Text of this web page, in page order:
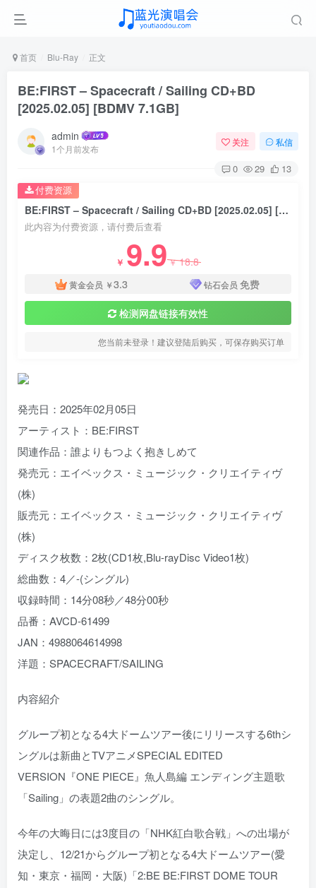
首页 Blu-Ray 正文
BE:FIRST – Spacecraft / Sailing CD+BD
[2025.02.05] [BDMV 7.1GB]
admin
1个月前发布
关注 私信
0 29 13
BE:FIRST – Spacecraft / Sailing CD+BD [2025.02.05] [BDMV 7.1GB]
此内容为付费资源，请付费后查看
￥ 9.9￥18.8
黄金会员 ￥3.3 钻石会员 免费
检测网盘链接有效性
您当前未登录！建议登陆后购买，可保存购买订单
付费资源
発売日：2025年02月05日
アーティスト：BE:FIRST
関連作品：誰よりもつよく抱きしめて
発売元：エイベックス・ミュージック・クリエイティヴ
(株)
販売元：エイベックス・ミュージック・クリエイティヴ
(株)
ディスク枚数：2枚(CD1枚,Blu-rayDisc Video1枚)
総曲数：4／-(シングル)
収録時間：14分08秒／48分00秒
品番：AVCD-61499
JAN：4988064614998
洋題：SPACECRAFT/SAILING
内容紹介
グループ初となる4大ドームツアー後にリリースする6thシ
ングルは新曲とTVアニメSPECIAL EDITED
VERSION『ONE PIECE』魚人島編 エンディング主題歌
「Sailing」の表題2曲のシングル。
今年の大晦日には3度目の「NHK紅白歌合戦」への出場が
決定し、12/21からグループ初となる4大ドームツアー(愛
知・東京・福岡・大阪)「2:BE BE:FIRST DOME TOUR